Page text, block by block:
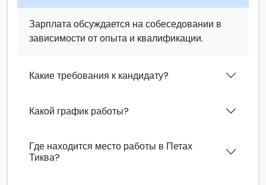
Зарплата обсуждается на собеседовании в
зависимости от опыта и квалификации.
Какие требования к кандидату?
Какой график работы?
Где находится место работы в Петах
Тиква?